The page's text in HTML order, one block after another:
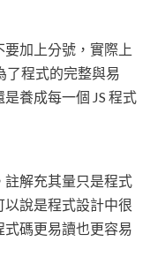
加上分號，實際上
了程式的完整與易
養成每一個 JS 程式
解充其量只是程式
說是程式設計中很
碼更易讀也更容易